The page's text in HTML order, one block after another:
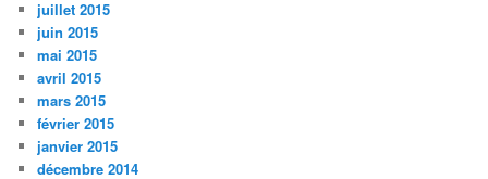
juillet 2015
juin 2015
mai 2015
avril 2015
mars 2015
février 2015
janvier 2015
décembre 2014